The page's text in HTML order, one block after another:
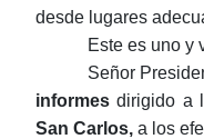
desde lugares
Este es uno y
Señor
informes dirigido a
San Carlos, a los